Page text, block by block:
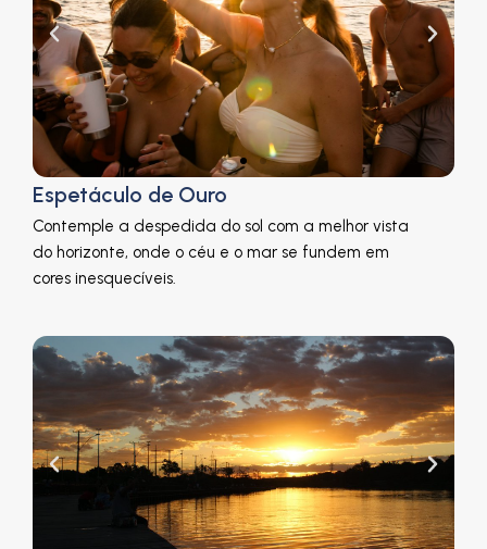
Espetáculo de Ouro
Contemple a despedida do sol com a melhor vista
do horizonte, onde o céu e o mar se fundem em
cores inesquecíveis.